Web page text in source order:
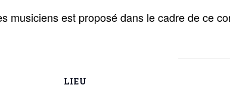
musiciens est proposé dans le cadre de ce
LIEU